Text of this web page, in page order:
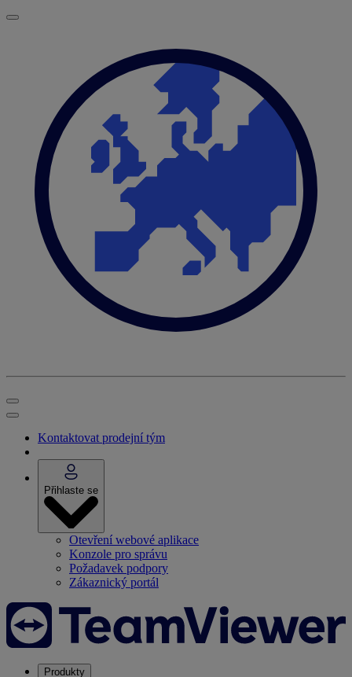
Kontaktovat prodejní tým
Přihlaste se
Otevření webové aplikace
Konzole pro správu
Požadavek podpory
Zákaznický portál
Produkty